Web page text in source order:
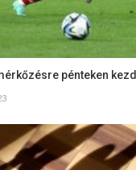
pénteken